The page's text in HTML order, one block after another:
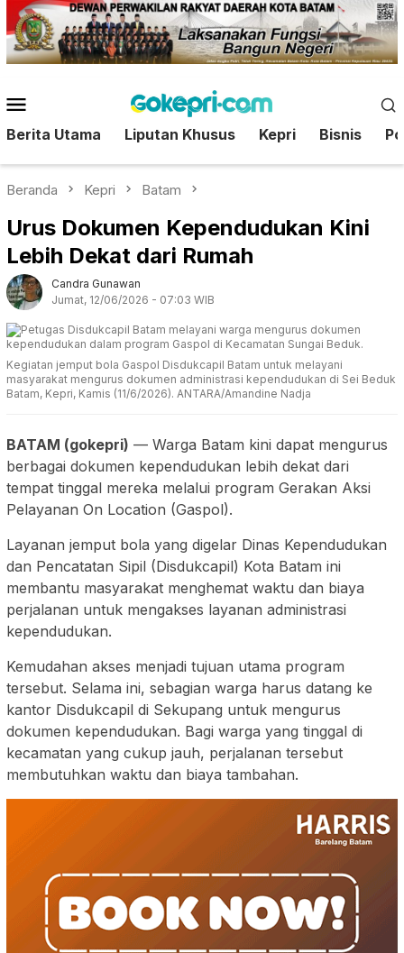
Loncat
ke
konten
Mobile
Berita Utama Liputan Khusus Kepri Bisnis
Beranda Kepri Batam
Urus Dokumen Kependudukan Kini
Lebih Dekat dari Rumah
Candra Gunawan
Jumat, 12/06/2026 - 07:03 WIB
Kegiatan jemput bola Gaspol Disdukcapil Batam untuk melayani
masyarakat mengurus dokumen administrasi kependudukan di Sei Beduk
Batam, Kepri, Kamis (11/6/2026). ANTARA/Amandine Nadja
BATAM (gokepri) — Warga Batam kini dapat mengurus
berbagai dokumen kependudukan lebih dekat dari
tempat tinggal mereka melalui program Gerakan Aksi
Pelayanan On Location (Gaspol).
Layanan jemput bola yang digelar Dinas Kependudukan
dan Pencatatan Sipil (Disdukcapil) Kota Batam ini
membantu masyarakat menghemat waktu dan biaya
perjalanan untuk mengakses layanan administrasi
kependudukan.
Kemudahan akses menjadi tujuan utama program
tersebut. Selama ini, sebagian warga harus datang ke
kantor Disdukcapil di Sekupang untuk mengurus
dokumen kependudukan. Bagi warga yang tinggal di
kecamatan yang cukup jauh, perjalanan tersebut
membutuhkan waktu dan biaya tambahan.